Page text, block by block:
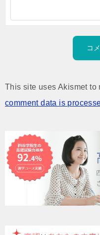
This site uses Akismet to
comment data is